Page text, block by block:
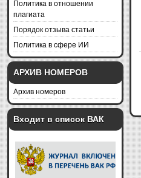
Политика в отношении
плагиата
Порядок отзыва статьи
Политика в сфере ИИ
АРХИВ НОМЕРОВ
Архив номеров
Входит в список ВАК